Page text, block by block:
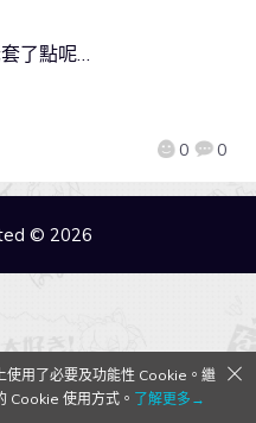
0 0
了點呢…
© 2026
使用了必要及功能性 Cookie。繼
Cookie 使用方式。 了解更多→